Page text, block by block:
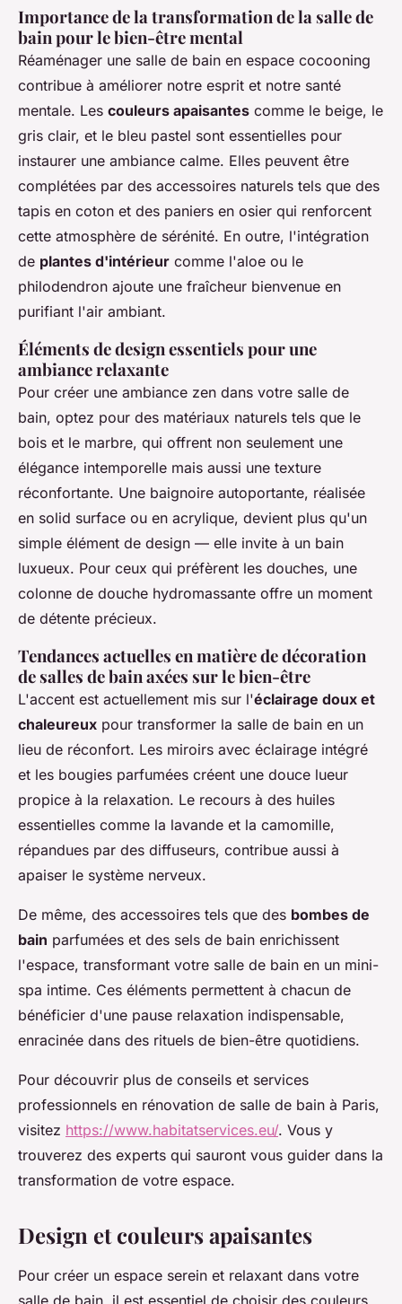
Importance de la transformation de la salle de
bain pour le bien-être mental
Réaménager une salle de bain en espace cocooning
contribue à améliorer notre esprit et notre santé
mentale. Les couleurs apaisantes comme le beige, le
gris clair, et le bleu pastel sont essentielles pour
instaurer une ambiance calme. Elles peuvent être
complétées par des accessoires naturels tels que des
tapis en coton et des paniers en osier qui renforcent
cette atmosphère de sérénité. En outre, l'intégration
de plantes d'intérieur comme l'aloe ou le
philodendron ajoute une fraîcheur bienvenue en
purifiant l'air ambiant.
Éléments de design essentiels pour une
ambiance relaxante
Pour créer une ambiance zen dans votre salle de
bain, optez pour des matériaux naturels tels que le
bois et le marbre, qui offrent non seulement une
élégance intemporelle mais aussi une texture
réconfortante. Une baignoire autoportante, réalisée
en solid surface ou en acrylique, devient plus qu'un
simple élément de design — elle invite à un bain
luxueux. Pour ceux qui préfèrent les douches, une
colonne de douche hydromassante offre un moment
de détente précieux.
Tendances actuelles en matière de décoration
de salles de bain axées sur le bien-être
L'accent est actuellement mis sur l'éclairage doux et
chaleureux pour transformer la salle de bain en un
lieu de réconfort. Les miroirs avec éclairage intégré
et les bougies parfumées créent une douce lueur
propice à la relaxation. Le recours à des huiles
essentielles comme la lavande et la camomille,
répandues par des diffuseurs, contribue aussi à
apaiser le système nerveux.
De même, des accessoires tels que des bombes de
bain parfumées et des sels de bain enrichissent
l'espace, transformant votre salle de bain en un mini-
spa intime. Ces éléments permettent à chacun de
bénéficier d'une pause relaxation indispensable,
enracinée dans des rituels de bien-être quotidiens.
Pour découvrir plus de conseils et services
professionnels en rénovation de salle de bain à Paris,
visitez https://www.habitatservices.eu/. Vous y
trouverez des experts qui sauront vous guider dans la
transformation de votre espace.
Design et couleurs apaisantes
Pour créer un espace serein et relaxant dans votre